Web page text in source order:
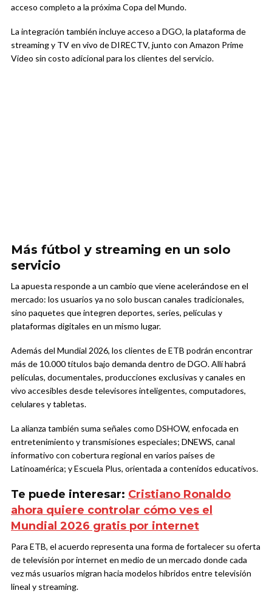
acceso completo a la próxima Copa del Mundo.
La integración también incluye acceso a DGO, la plataforma de
streaming y TV en vivo de DIRECTV, junto con Amazon Prime
Video sin costo adicional para los clientes del servicio.
Más fútbol y streaming en un solo
servicio
La apuesta responde a un cambio que viene acelerándose en el
mercado: los usuarios ya no solo buscan canales tradicionales,
sino paquetes que integren deportes, series, películas y
plataformas digitales en un mismo lugar.
Además del Mundial 2026, los clientes de ETB podrán encontrar
más de 10.000 títulos bajo demanda dentro de DGO. Allí habrá
películas, documentales, producciones exclusivas y canales en
vivo accesibles desde televisores inteligentes, computadores,
celulares y tabletas.
La alianza también suma señales como DSHOW, enfocada en
entretenimiento y transmisiones especiales; DNEWS, canal
informativo con cobertura regional en varios países de
Latinoamérica; y Escuela Plus, orientada a contenidos educativos.
Te puede interesar: Cristiano Ronaldo
ahora quiere controlar cómo ves el
Mundial 2026 gratis por internet
Para ETB, el acuerdo representa una forma de fortalecer su oferta
de televisión por internet en medio de un mercado donde cada
vez más usuarios migran hacia modelos híbridos entre televisión
lineal y streaming.